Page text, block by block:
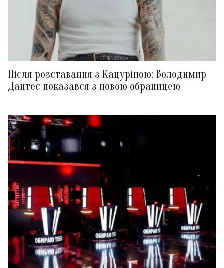
Після розставання з Кацуріною: Володимир
Дантес показався з новою обраницею